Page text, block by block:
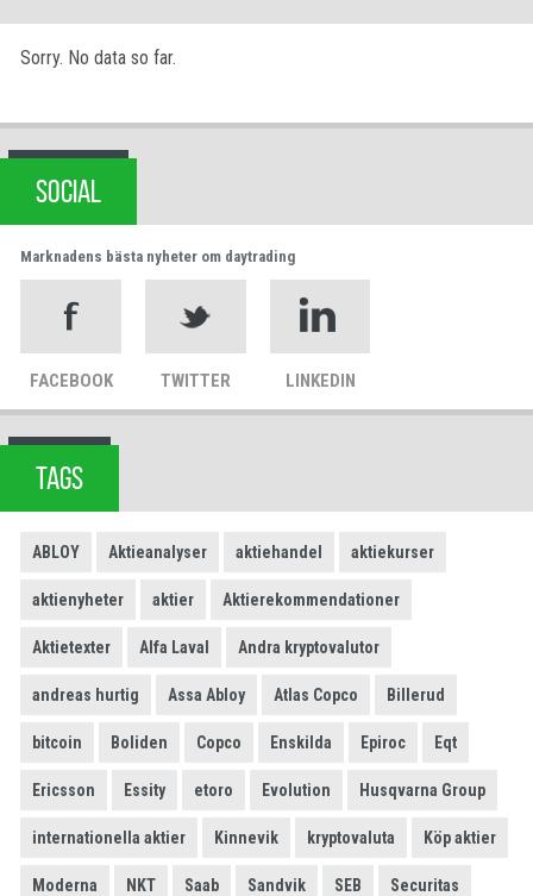
Sorry. No data so far.
SOCIAL
Marknadens bästa nyheter om daytrading
FACEBOOK TWITTER LINKEDIN
TAGS
ABLOY Aktieanalyser aktiehandel aktiekurser
aktienyheter aktier Aktierekommendationer
Aktietexter Alfa Laval Andra kryptovalutor
andreas hurtig Assa Abloy Atlas Copco Billerud
bitcoin Boliden Copco Enskilda Epiroc Eqt
Ericsson Essity etoro Evolution Husqvarna Group
internationella aktier Kinnevik kryptovaluta Köp aktier
Moderna NKT Saab Sandvik SEB Securitas